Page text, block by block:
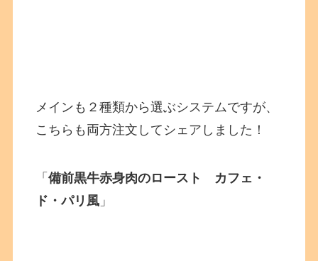
メインも２種類から選ぶシステムですが、
こちらも両方注文してシェアしました！
「備前黒牛赤身肉のロースト カフェ・
ド・パリ風 」